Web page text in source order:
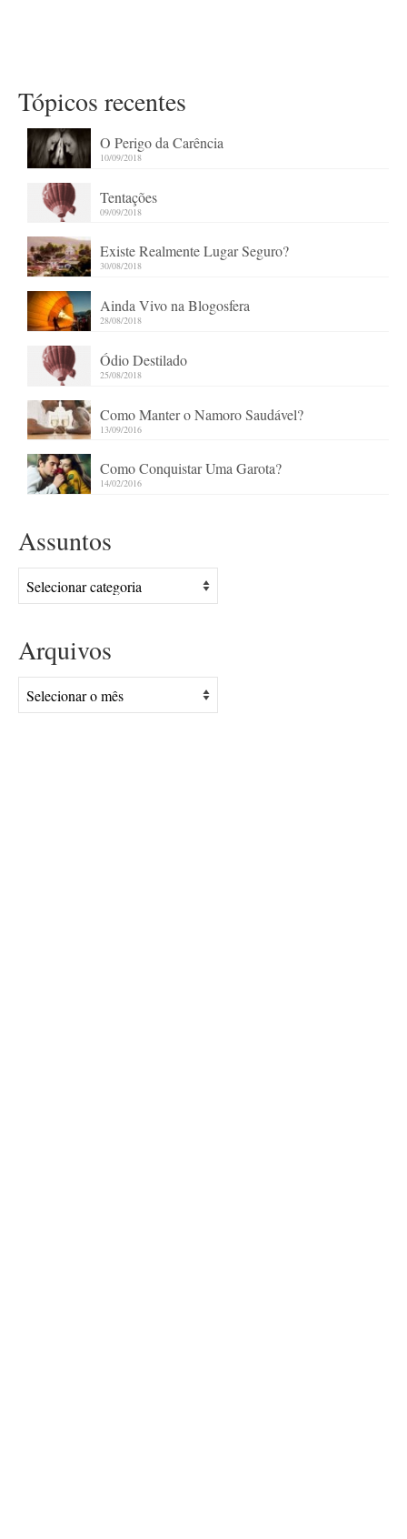
Tópicos recentes
O Perigo da Carência
10/09/2018
Tentações
09/09/2018
Existe Realmente Lugar Seguro?
30/08/2018
Ainda Vivo na Blogosfera
28/08/2018
Ódio Destilado
25/08/2018
Como Manter o Namoro Saudável?
13/09/2016
Como Conquistar Uma Garota?
14/02/2016
Assuntos
Assuntos
Arquivos
Arquivos